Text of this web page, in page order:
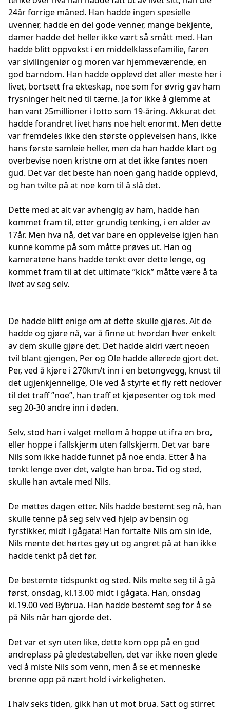
24år forrige måned. Han hadde ingen spesielle
uvenner, hadde en del gode venner, mange bekjente,
damer hadde det heller ikke vært så smått med. Han
hadde blitt oppvokst i en middelklassefamilie, faren
var sivilingeniør og moren var hjemmeværende, en
god barndom. Han hadde opplevd det aller meste her i
livet, bortsett fra ekteskap, noe som for øvrig gav ham
frysninger helt ned til tærne. Ja for ikke å glemme at
han vant 25millioner i lotto som 19-åring. Akkurat det
hadde forandret livet hans noe helt enormt. Men dette
var fremdeles ikke den største opplevelsen hans, ikke
hans første samleie heller, men da han hadde klart og
overbevise noen kristne om at det ikke fantes noen
gud. Det var det beste han noen gang hadde opplevd,
og han tvilte på at noe kom til å slå det.
Dette med at alt var avhengig av ham, hadde han
kommet fram til, etter grundig tenking, i en alder av
17år. Men hva nå, det var bare en opplevelse igjen han
kunne komme på som måtte prøves ut. Han og
kameratene hans hadde tenkt over dette lenge, og
kommet fram til at det ultimate ”kick” måtte være å ta
livet av seg selv.
De hadde blitt enige om at dette skulle gjøres. Alt de
hadde og gjøre nå, var å finne ut hvordan hver enkelt
av dem skulle gjøre det. Det hadde aldri vært neoen
tvil blant gjengen, Per og Ole hadde allerede gjort det.
Per, ved å kjøre i 270km/t inn i en betongvegg, knust til
det ugjenkjennelige, Ole ved å styrte et fly rett nedover
til det traff ”noe”, han traff et kjøpesenter og tok med
seg 20-30 andre inn i døden.
Selv, stod han i valget mellom å hoppe ut ifra en bro,
eller hoppe i fallskjerm uten fallskjerm. Det var bare
Nils som ikke hadde funnet på noe enda. Etter å ha
tenkt lenge over det, valgte han broa. Tid og sted,
skulle han avtale med Nils.
De møttes dagen etter. Nils hadde bestemt seg nå, han
skulle tenne på seg selv ved hjelp av bensin og
fyrstikker, midt i gågata! Han fortalte Nils om sin ide,
Nils mente det hørtes gøy ut og angret på at han ikke
hadde tenkt på det før.
De bestemte tidspunkt og sted. Nils melte seg til å gå
først, onsdag, kl.13.00 midt i gågata. Han, onsdag
kl.19.00 ved Bybrua. Han hadde bestemt seg for å se
på Nils når han gjorde det.
Det var et syn uten like, dette kom opp på en god
andreplass på gledestabellen, det var ikke noen glede
ved å miste Nils som venn, men å se et menneske
brenne opp på nært hold i virkeligheten.
I halv seks tiden, gikk han ut mot brua. Satt og stirret